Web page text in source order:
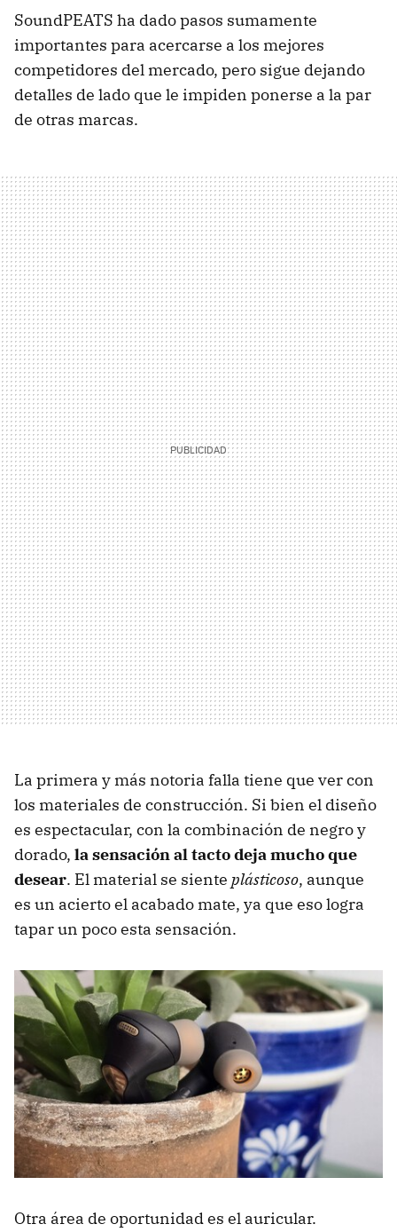
SoundPEATS ha dado pasos sumamente
importantes para acercarse a los mejores
competidores del mercado, pero sigue dejando
detalles de lado que le impiden ponerse a la par
de otras marcas.
La primera y más notoria falla tiene que ver con
los materiales de construcción. Si bien el diseño
es espectacular, con la combinación de negro y
dorado, la sensación al tacto deja mucho que
desear. El material se siente plásticoso, aunque
es un acierto el acabado mate, ya que eso logra
tapar un poco esta sensación.
Otra área de oportunidad es el auricular.